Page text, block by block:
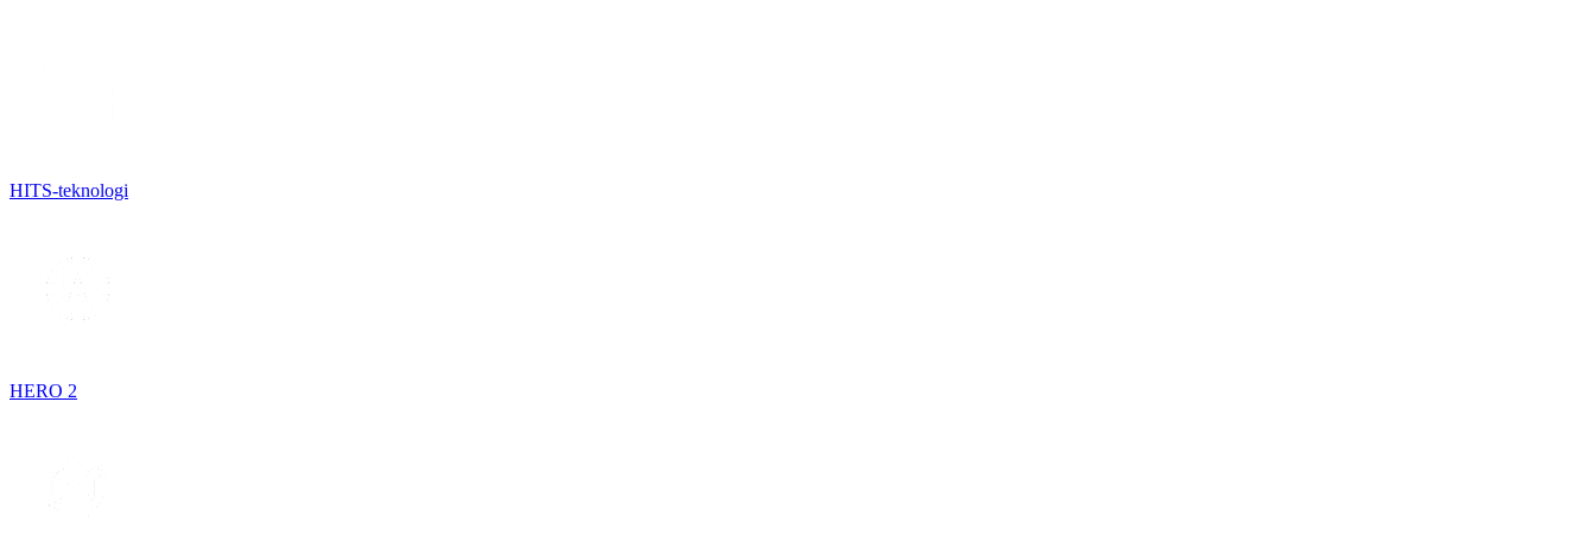
HITS-teknologi
HERO 2